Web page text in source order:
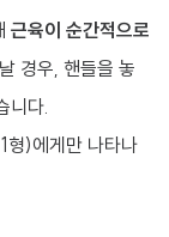
근육이 순간적으로
경우, 핸들을 놓
니다.
형)에게만 나타나